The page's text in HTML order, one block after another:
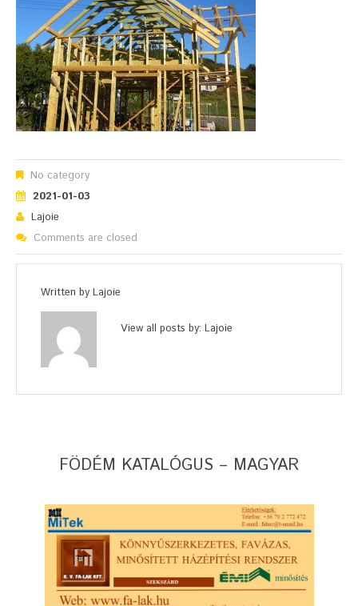
No category
2021-01-03
Lajoie
Comments are closed
Written by Lajoie
View all posts by: Lajoie
FÖDÉM KATALÓGUS – MAGYAR